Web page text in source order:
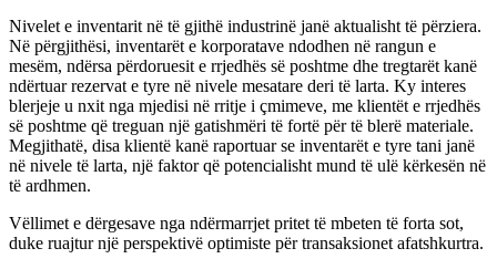
Nivelet e inventarit në të gjithë industrinë janë aktualisht të përziera.
Në përgjithësi, inventarët e korporatave ndodhen në rangun e
mesëm, ndërsa përdoruesit e rrjedhës së poshtme dhe tregtarët kanë
ndërtuar rezervat e tyre në nivele mesatare deri të larta. Ky interes
blerjeje u nxit nga mjedisi në rritje i çmimeve, me klientët e rrjedhës
së poshtme që treguan një gatishmëri të fortë për të blerë materiale.
Megjithatë, disa klientë kanë raportuar se inventarët e tyre tani janë
në nivele të larta, një faktor që potencialisht mund të ulë kërkesën në
të ardhmen.
Vëllimet e dërgesave nga ndërmarrjet pritet të mbeten të forta sot,
duke ruajtur një perspektivë optimiste për transaksionet afatshkurtra.